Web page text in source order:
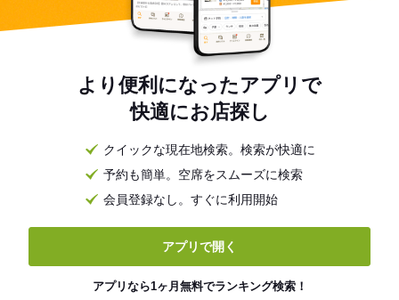
より便利になったアプリで
快適にお店探し
クイックな現在地検索。検索が快適に
予約も簡単。空席をスムーズに検索
会員登録なし。すぐに利用開始
アプリで開く
アプリなら1ヶ月無料でランキング検索！